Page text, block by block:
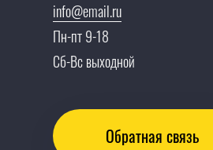
info@email.ru
Пн-пт 9-18
Сб-Вс выходной
Обратная связь